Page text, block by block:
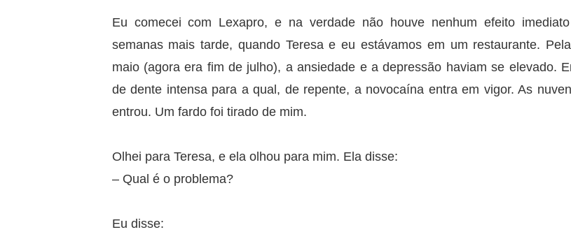
Eu comecei com Lexapro, e na verdade não houve nenhum efeito
semanas mais tarde, quando Teresa e eu estávamos em um restaurante.
maio (agora era fim de julho), a ansiedade e a depressão haviam se elevado.
de dente intensa para a qual, de repente, a novocaína entra em vigor. As
entrou. Um fardo foi tirado de mim.
Olhei para Teresa, e ela olhou para mim. Ela disse:
– Qual é o problema?
Eu disse: